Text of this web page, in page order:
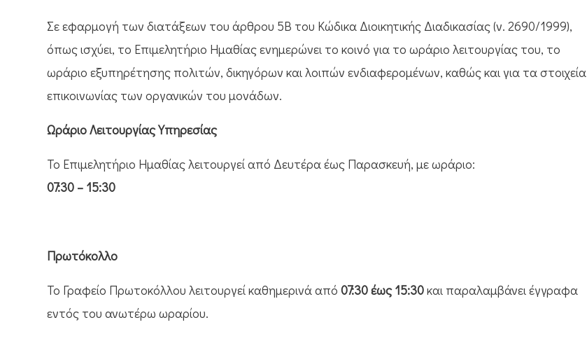
Σε εφαρμογή των διατάξεων του άρθρου 5Β του Κώδικα Διοικητικής Διαδικασίας (ν. 2690/1999),
όπως ισχύει, το Επιμελητήριο Ημαθίας ενημερώνει το κοινό για το ωράριο λειτουργίας του, το
ωράριο εξυπηρέτησης πολιτών, δικηγόρων και λοιπών ενδιαφερομένων, καθώς και για τα στοιχεία
επικοινωνίας των οργανικών του μονάδων.
Ωράριο Λειτουργίας Υπηρεσίας
Το Επιμελητήριο Ημαθίας λειτουργεί από Δευτέρα έως Παρασκευή, με ωράριο:
07:30 – 15:30
Πρωτόκολλο
Το Γραφείο Πρωτοκόλλου λειτουργεί καθημερινά από 07:30 έως 15:30και παραλαμβάνει έγγραφα
εντός του ανωτέρω ωραρίου.